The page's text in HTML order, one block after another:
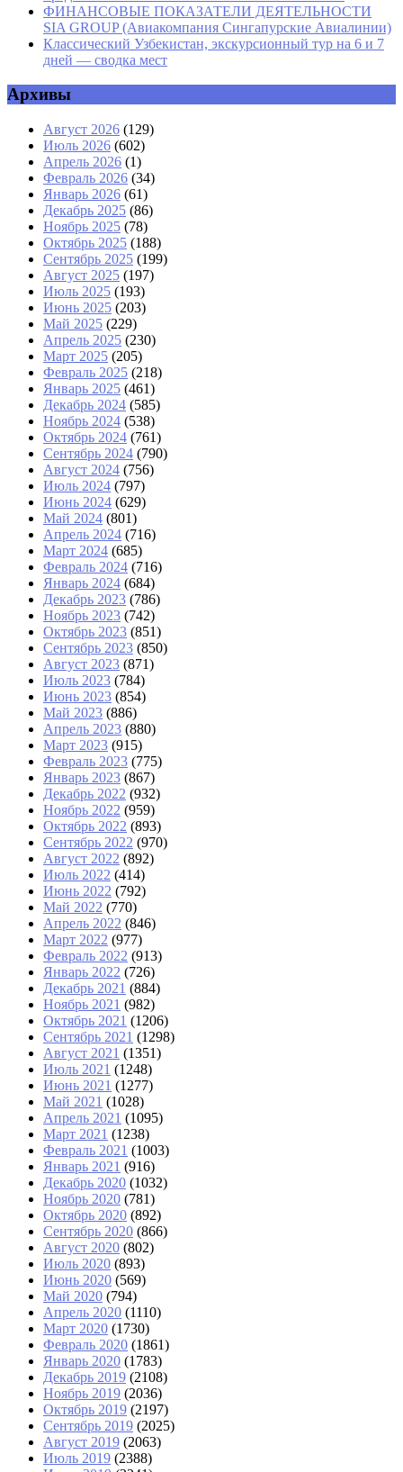
ФИНАНСОВЫЕ ПОКАЗАТЕЛИ ДЕЯТЕЛЬНОСТИ
SIA GROUP (Авиакомпания Сингапурские Авиалинии)
Классический Узбекистан, экскурсионный тур на 6 и 7
дней — сводка мест
Архивы
Август 2026 (129)
Июль 2026 (602)
Апрель 2026 (1)
Февраль 2026 (34)
Январь 2026 (61)
Декабрь 2025 (86)
Ноябрь 2025 (78)
Октябрь 2025 (188)
Сентябрь 2025 (199)
Август 2025 (197)
Июль 2025 (193)
Июнь 2025 (203)
Май 2025 (229)
Апрель 2025 (230)
Март 2025 (205)
Февраль 2025 (218)
Январь 2025 (461)
Декабрь 2024 (585)
Ноябрь 2024 (538)
Октябрь 2024 (761)
Сентябрь 2024 (790)
Август 2024 (756)
Июль 2024 (797)
Июнь 2024 (629)
Май 2024 (801)
Апрель 2024 (716)
Март 2024 (685)
Февраль 2024 (716)
Январь 2024 (684)
Декабрь 2023 (786)
Ноябрь 2023 (742)
Октябрь 2023 (851)
Сентябрь 2023 (850)
Август 2023 (871)
Июль 2023 (784)
Июнь 2023 (854)
Май 2023 (886)
Апрель 2023 (880)
Март 2023 (915)
Февраль 2023 (775)
Январь 2023 (867)
Декабрь 2022 (932)
Ноябрь 2022 (959)
Октябрь 2022 (893)
Сентябрь 2022 (970)
Август 2022 (892)
Июль 2022 (414)
Июнь 2022 (792)
Май 2022 (770)
Апрель 2022 (846)
Март 2022 (977)
Февраль 2022 (913)
Январь 2022 (726)
Декабрь 2021 (884)
Ноябрь 2021 (982)
Октябрь 2021 (1206)
Сентябрь 2021 (1298)
Август 2021 (1351)
Июль 2021 (1248)
Июнь 2021 (1277)
Май 2021 (1028)
Апрель 2021 (1095)
Март 2021 (1238)
Февраль 2021 (1003)
Январь 2021 (916)
Декабрь 2020 (1032)
Ноябрь 2020 (781)
Октябрь 2020 (892)
Сентябрь 2020 (866)
Август 2020 (802)
Июль 2020 (893)
Июнь 2020 (569)
Май 2020 (794)
Апрель 2020 (1110)
Март 2020 (1730)
Февраль 2020 (1861)
Январь 2020 (1783)
Декабрь 2019 (2108)
Ноябрь 2019 (2036)
Октябрь 2019 (2197)
Сентябрь 2019 (2025)
Август 2019 (2063)
Июль 2019 (2388)